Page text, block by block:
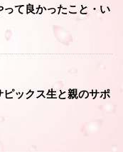
って良かったこと・い
ピックス生と親のサポ